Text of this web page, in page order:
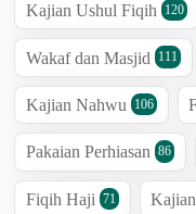
Kajian Ushul Fiqih 120
Wakaf dan Masjid 111
Kajian Nahwu 106
Pakaian Perhiasan 86
Fiqih Haji 71